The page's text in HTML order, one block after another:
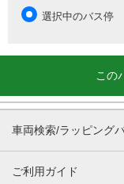
選択中のバス停
この
車両検索/ラッピング
ご利用ガイド